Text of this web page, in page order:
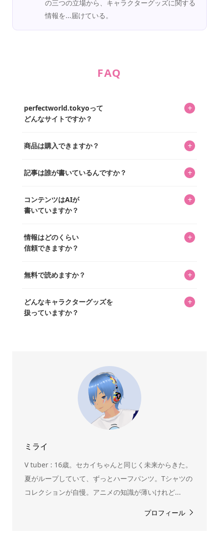
の三つの立場から、キャラクターグッズに関する
情報を...届けている。
FAQ
perfectworld.tokyoって
どんなサイトですか？
+
ってもらうニュースサイトです。運営はキャラグッズコレ
を中心に行われており、私たちは実際に40,000種のキャラグ
商品は購入できますか？ +
「perfectworld.shop」で、ほとんど全てのアイテムを購
があり、そこからジャンプできます。
記事は誰が書いているんですか？ +
ています。記事内の99%を超えるほぼすべての写真も、1枚
ずつ心を込めて自分たちで撮影したものです。さらに、10
ッズを収集し、月に1,000点の新商品を選定・購入する編集
長KOSが全記事を監修しています。
コンテンツはAIが
書いていますか？
+
書いています。AIは使用していません。編集長KOSが最終確
認を行い、手動で更新しています。
情報はどのくらい
信頼できますか？
+
いをお届けすることは保証します。なお、記事内に価格は
め、正確な情報をお伝えできないからです。
無料で読めますか？ +
どんなキャラクターグッズを
扱っていますか？
+
をご紹介しています。生まれたばかりの新しいキャラクタ
ーをいち早く皆さんにお届けすることも、私たちの使命の
ミライ
V tuber : 16歳。セカイちゃんと同じく未来からきた。
夏がループしていて、ずっとハーフパンツ。Tシャツの
コレクションが自慢。アニメの知識が薄いけれど...
プロフィール